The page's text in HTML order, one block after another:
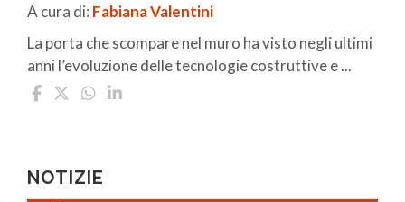
A cura di: Fabiana Valentini
La porta che scompare nel muro ha visto negli ultimi
anni l’evoluzione delle tecnologie costruttive e ...
NOTIZIE